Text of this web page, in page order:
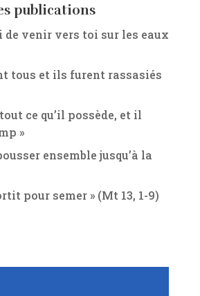
publications
de venir vers toi sur les eaux
tous et ils furent rassasiés
ce qu’il possède, et il
»
ensemble jusqu’à la
pour semer » (Mt 13, 1-9)